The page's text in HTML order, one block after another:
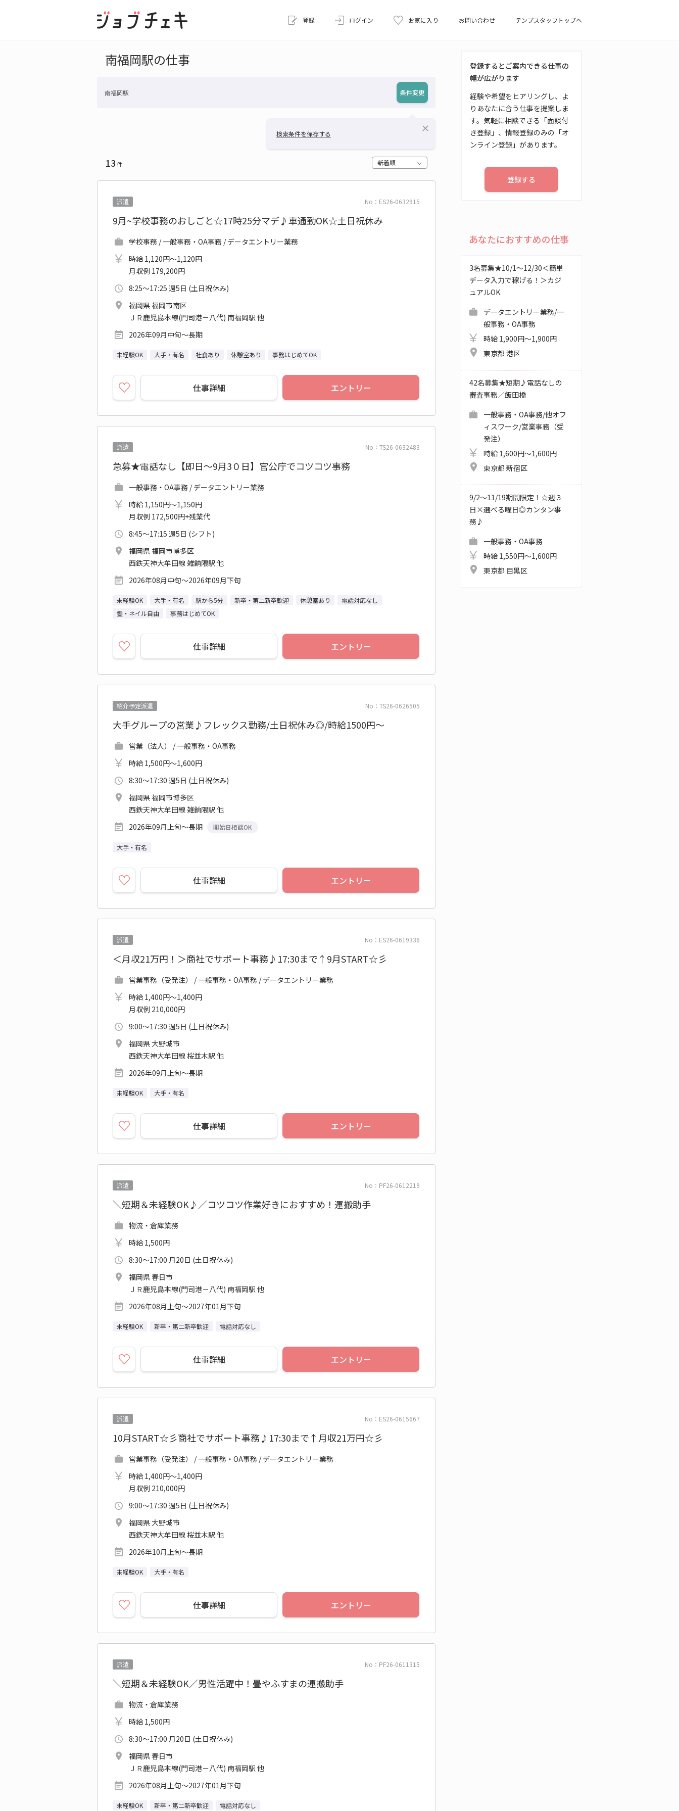
登録 ログイン お気に入り お問い合わせ テンプスタッフトップへ
南福岡駅の仕事
南福岡駅 条件変更
検索条件を保存する
close
13件 新着順
No：ES26-0632915
派遣
9月~学校事務のおしごと☆17時25分マデ♪車通勤OK☆土日祝休み
学校事務 / 一般事務・OA事務 / データエントリー業務
時給 1,120円～1,120円
月収例 179,200円
8:25～17:25 週5日 (土日祝休み)
福岡県 福岡市南区
ＪＲ鹿児島本線(門司港－八代) 南福岡駅 他
2026年09月中旬～長期
未経験OK 大手・有名 社食あり 休憩室あり 事務はじめてOK
仕事詳細 エントリー
No：TS26-0632483
派遣
急募★電話なし【即日～9月3０日】官公庁でコツコツ事務
一般事務・OA事務 / データエントリー業務
時給 1,150円～1,150円
月収例 172,500円+残業代
8:45～17:15 週5日 (シフト)
福岡県 福岡市博多区
西鉄天神大牟田線 雑餉隈駅 他
2026年08月中旬～2026年09月下旬
未経験OK 大手・有名 駅から5分 新卒・第二新卒歓迎 休憩室あり
電話対応なし
髪・ネイル自由
事務はじめてOK
仕事詳細 エントリー
No：TS26-0626505
紹介予定派遣
大手グループの営業♪フレックス勤務/土日祝休み◎/時給1500円～
営業（法人） / 一般事務・OA事務
時給 1,500円～1,600円
8:30～17:30 週5日 (土日祝休み)
福岡県 福岡市博多区
西鉄天神大牟田線 雑餉隈駅 他
2026年09月上旬～長期
開始日相談OK
大手・有名
仕事詳細 エントリー
No：ES26-0619336
派遣
＜月収21万円！＞商社でサポート事務♪17:30まで↑9月START☆彡
営業事務（受発注） / 一般事務・OA事務 / データエントリー業務
時給 1,400円～1,400円
月収例 210,000円
9:00～17:30 週5日 (土日祝休み)
福岡県 大野城市
西鉄天神大牟田線 桜並木駅 他
2026年09月上旬～長期
未経験OK 大手・有名
仕事詳細 エントリー
No：PF26-0612219
派遣
＼短期＆未経験OK♪／コツコツ作業好きにおすすめ！運搬助手
物流・倉庫業務
時給 1,500円
8:30～17:00 月20日 (土日祝休み)
福岡県 春日市
ＪＲ鹿児島本線(門司港－八代) 南福岡駅 他
2026年08月上旬～2027年01月下旬
未経験OK 新卒・第二新卒歓迎 電話対応なし
仕事詳細 エントリー
No：ES26-0615667
派遣
10月START☆彡商社でサポート事務♪17:30まで↑月収21万円☆彡
営業事務（受発注） / 一般事務・OA事務 / データエントリー業務
時給 1,400円～1,400円
月収例 210,000円
9:00～17:30 週5日 (土日祝休み)
福岡県 大野城市
西鉄天神大牟田線 桜並木駅 他
2026年10月上旬～長期
未経験OK 大手・有名
仕事詳細 エントリー
No：PF26-0611315
派遣
＼短期＆未経験OK／男性活躍中！畳やふすまの運搬助手
物流・倉庫業務
時給 1,500円
8:30～17:00 月20日 (土日祝休み)
福岡県 春日市
ＪＲ鹿児島本線(門司港－八代) 南福岡駅 他
2026年08月上旬～2027年01月下旬
未経験OK 新卒・第二新卒歓迎 電話対応なし
登録するとご案内できる仕事の
幅が広がります
経験や希望をヒアリングし、よ
りあなたに合う仕事を提案しま
す。気軽に相談できる「面談付
き登録」、情報登録のみの「オ
ンライン登録」があります。
登録する
あなたにおすすめの仕事
3名募集★10/1～12/30＜簡単
データ入力で稼げる！＞カジ
ュアルOK
データエントリー業務/一
般事務・OA事務
時給 1,900円～1,900円
東京都 港区
42名募集★短期♪電話なしの
審査事務／飯田橋
一般事務・OA事務/他オフ
ィスワーク/営業事務（受
発注）
時給 1,600円～1,600円
東京都 新宿区
9/2～11/19期間限定！☆週３
日×選べる曜日◎カンタン事
務♪
一般事務・OA事務
時給 1,550円～1,600円
東京都 目黒区